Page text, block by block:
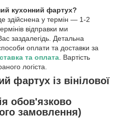
кухонний фартух?
здійснена у термін — 1-2
відправки ми
заздалегідь. Детальна
оплати та доставки за
та оплата . Вартість
логіста.
фартух із вінілової
обов'язково
замовлення)